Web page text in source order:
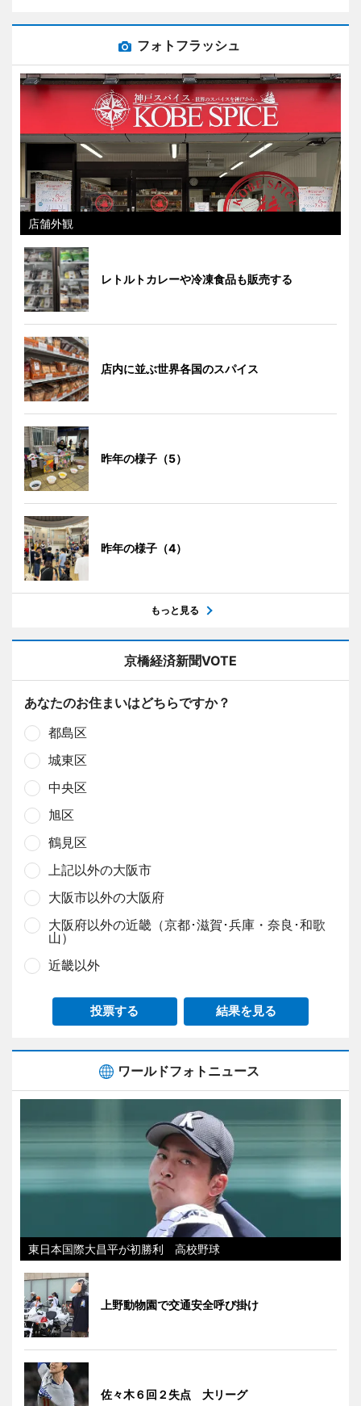
フォトフラッシュ
店舗外観
レトルトカレーや冷凍食品も販売する
店内に並ぶ世界各国のスパイス
昨年の様子（5）
昨年の様子（4）
もっと見る
京橋経済新聞VOTE
あなたのお住まいはどちらですか？
都島区
城東区
中央区
旭区
鶴見区
上記以外の大阪市
大阪市以外の大阪府
大阪府以外の近畿（京都･滋賀･兵庫・奈良･和歌
山）
近畿以外
投票する 結果を見る
ワールドフォトニュース
東日本国際大昌平が初勝利 高校野球
上野動物園で交通安全呼び掛け
佐々木６回２失点 大リーグ